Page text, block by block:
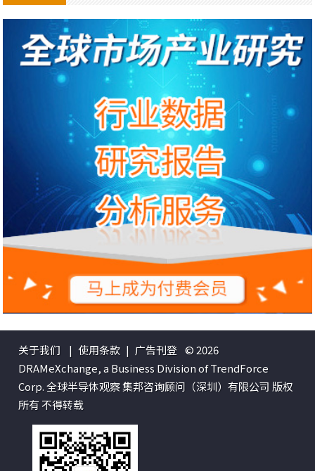
关于我们 | 使用条款 | 广告刊登 © 2026
DRAMeXchange, a Business Division of TrendForce
Corp. 全球半导体观察 集邦咨询顾问（深圳）有限公司 版权
所有 不得转载